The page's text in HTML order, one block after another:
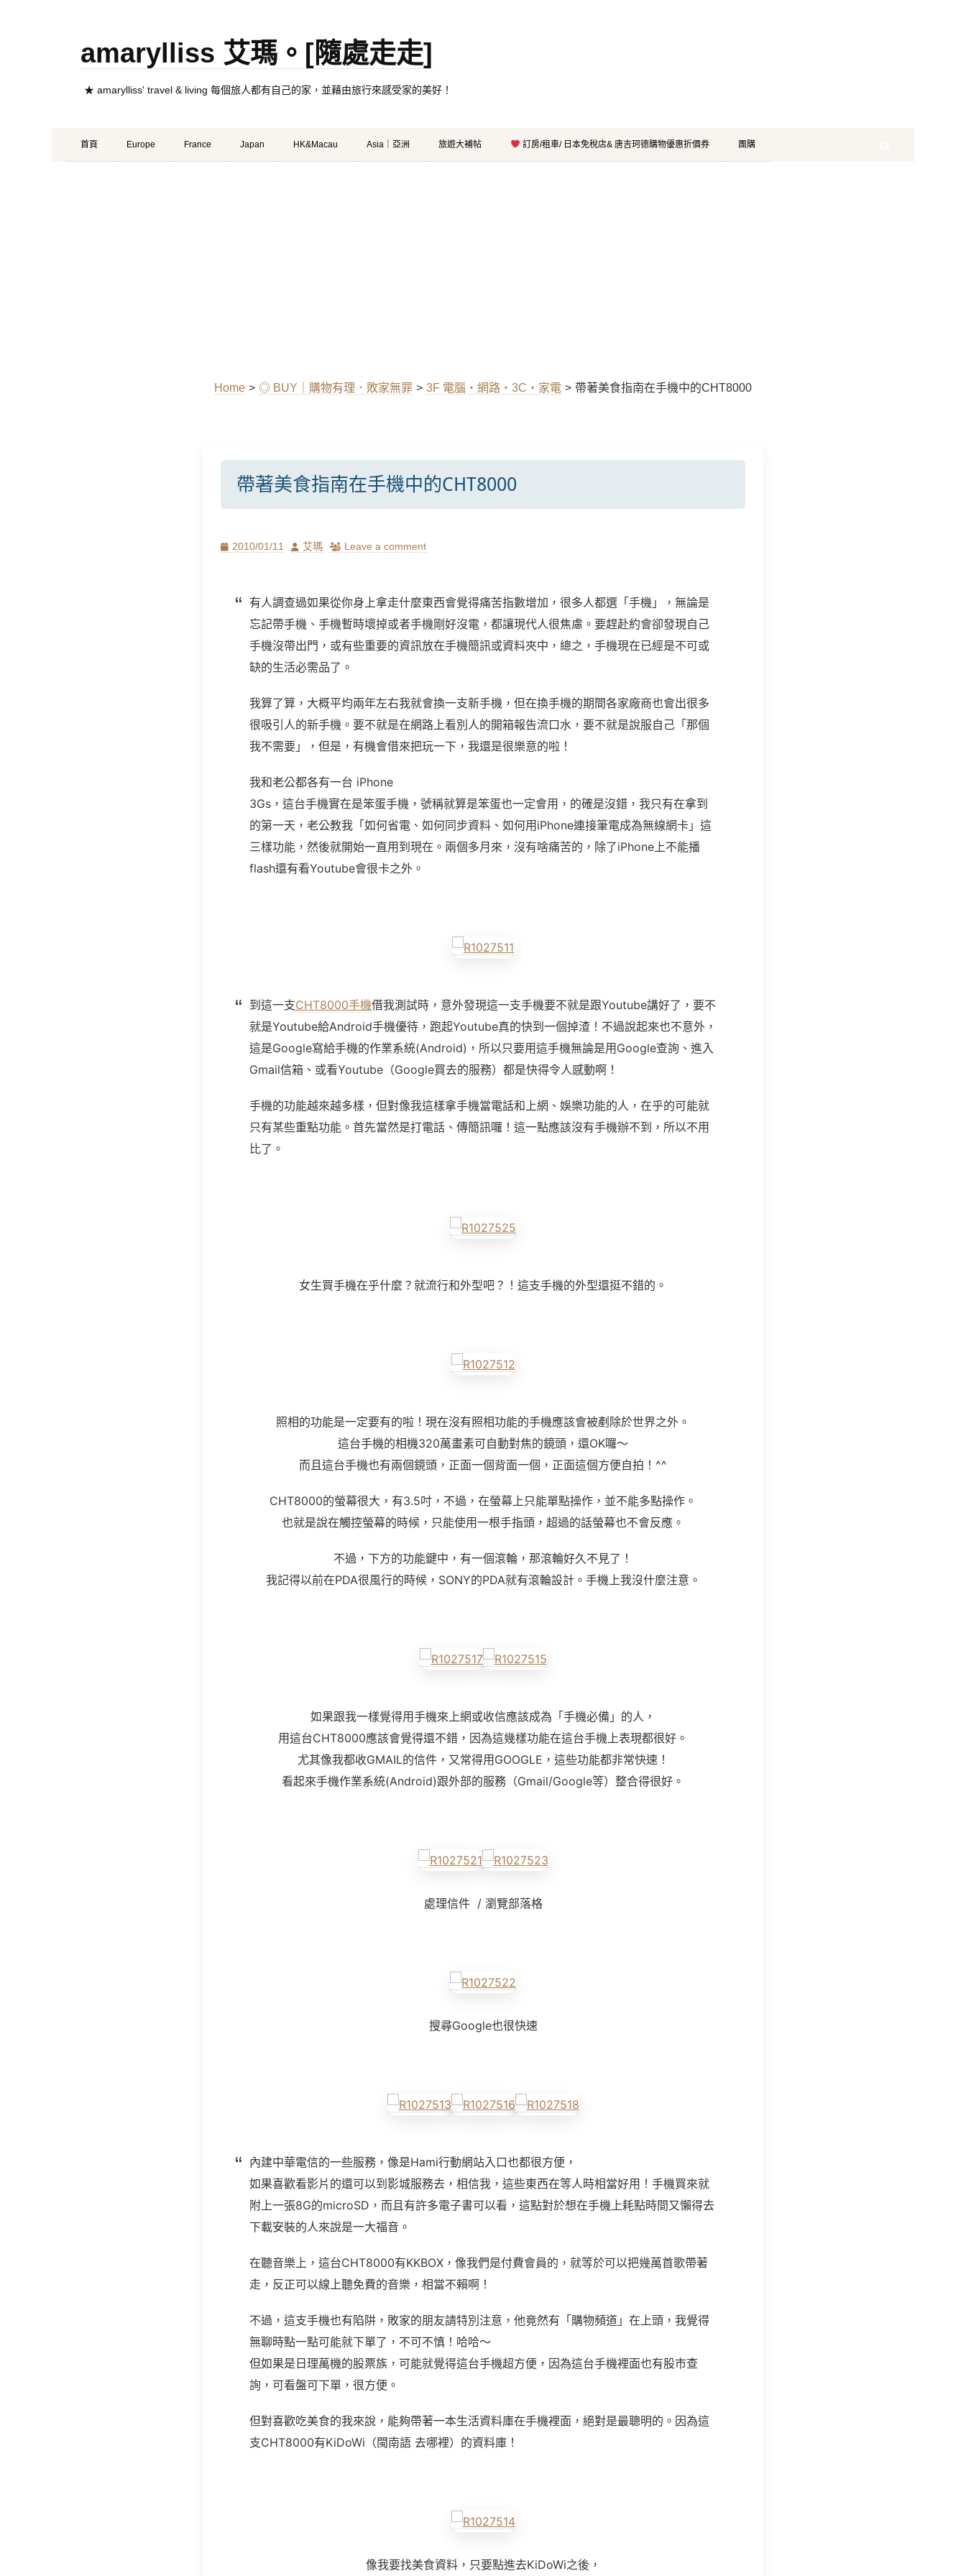
amarylliss 艾瑪。[隨處走走]
★ amarylliss' travel & living 每個旅人都有自己的家，並藉由旅行來感受家的美好！
Primary
Menu
Skip
to
首頁 Europe France Japan HK&Macau Asia｜亞洲 旅遊大補帖 訂房/租車/ 日本免稅店& 唐吉珂德購物優惠折價券 團購
Home > ◎ BUY｜購物有理．敗家無罪 > 3F 電腦‧網路‧3C‧家電 > 帶著美食指南在手機中的CHT8000
帶著美食指南在手機中的CHT8000
Posted
2010/01/11 Author
艾瑪 Leave a comment
有人調查過如果從你身上拿走什麼東西會覺得痛苦指數增加，很多人都選「手機」，無論是
忘記帶手機、手機暫時壞掉或者手機剛好沒電，都讓現代人很焦慮。要趕赴約會卻發現自己
手機沒帶出門，或有些重要的資訊放在手機簡訊或資料夾中，總之，手機現在已經是不可或
缺的生活必需品了。
我算了算，大概平均兩年左右我就會換一支新手機，但在換手機的期間各家廠商也會出很多
很吸引人的新手機。要不就是在網路上看別人的開箱報告流口水，要不就是說服自己「那個
我不需要」，但是，有機會借來把玩一下，我還是很樂意的啦！
我和老公都各有一台 iPhone
3Gs，這台手機實在是笨蛋手機，號稱就算是笨蛋也一定會用，的確是沒錯，我只有在拿到
的第一天，老公教我「如何省電、如何同步資料、如何用iPhone連接筆電成為無線網卡」這
三樣功能，然後就開始一直用到現在。兩個多月來，沒有啥痛苦的，除了iPhone上不能播
flash還有看Youtube會很卡之外。
到這一支CHT8000手機借我測試時，意外發現這一支手機要不就是跟Youtube講好了，要不
就是Youtube給Android手機優待，跑起Youtube真的快到一個掉渣！不過說起來也不意外，
這是Google寫給手機的作業系統(Android)，所以只要用這手機無論是用Google查詢、進入
Gmail信箱、或看Youtube（Google買去的服務）都是快得令人感動啊！
手機的功能越來越多樣，但對像我這樣拿手機當電話和上網、娛樂功能的人，在乎的可能就
只有某些重點功能。首先當然是打電話、傳簡訊囉！這一點應該沒有手機辦不到，所以不用
比了。
女生買手機在乎什麼？就流行和外型吧？！這支手機的外型還挺不錯的。
照相的功能是一定要有的啦！現在沒有照相功能的手機應該會被剷除於世界之外。
這台手機的相機320萬畫素可自動對焦的鏡頭，還OK囉～
而且這台手機也有兩個鏡頭，正面一個背面一個，正面這個方便自拍！^^
CHT8000的螢幕很大，有3.5吋，不過，在螢幕上只能單點操作，並不能多點操作。
也就是說在觸控螢幕的時候，只能使用一根手指頭，超過的話螢幕也不會反應。
不過，下方的功能鍵中，有一個滾輪，那滾輪好久不見了！
我記得以前在PDA很風行的時候，SONY的PDA就有滾輪設計。手機上我沒什麼注意。
如果跟我一樣覺得用手機來上網或收信應該成為「手機必備」的人，
用這台CHT8000應該會覺得還不錯，因為這幾樣功能在這台手機上表現都很好。
尤其像我都收GMAIL的信件，又常得用GOOGLE，這些功能都非常快速！
看起來手機作業系統(Android)跟外部的服務（Gmail/Google等）整合得很好。
處理信件 / 瀏覽部落格
搜尋Google也很快速
內建中華電信的一些服務，像是Hami行動網站入口也都很方便，
如果喜歡看影片的還可以到影城服務去，相信我，這些東西在等人時相當好用！手機買來就
附上一張8G的microSD，而且有許多電子書可以看，這點對於想在手機上耗點時間又懶得去
下載安裝的人來說是一大福音。
在聽音樂上，這台CHT8000有KKBOX，像我們是付費會員的，就等於可以把幾萬首歌帶著
走，反正可以線上聽免費的音樂，相當不賴啊！
不過，這支手機也有陷阱，敗家的朋友請特別注意，他竟然有「購物頻道」在上頭，我覺得
無聊時點一點可能就下單了，不可不慎！哈哈～
但如果是日理萬機的股票族，可能就覺得這台手機超方便，因為這台手機裡面也有股市查
詢，可看盤可下單，很方便。
但對喜歡吃美食的我來說，能夠帶著一本生活資料庫在手機裡面，絕對是最聰明的。因為這
支CHT8000有KiDoWi（閩南語 去哪裡）的資料庫！
像我要找美食資料，只要點進去KiDoWi之後，